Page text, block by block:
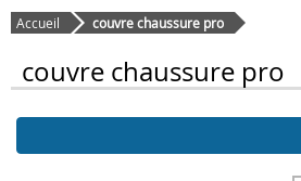
Accueil couvre chaussure pro
couvre chaussure pro